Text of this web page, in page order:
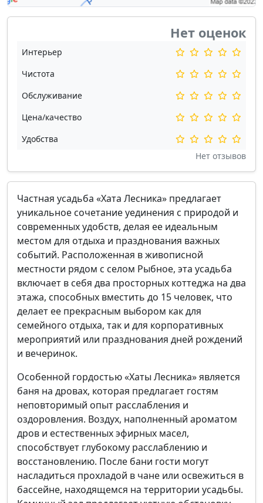
Нет оценок
Интерьер
Чистота
Обслуживание
Цена/качество
Удобства
Нет отзывов
Частная усадьба «Хата Лесника» предлагает
уникальное сочетание уединения с природой и
современных удобств, делая ее идеальным
местом для отдыха и празднования важных
событий. Расположенная в живописной
местности рядом с селом Рыбное, эта усадьба
включает в себя два просторных коттеджа на два
этажа, способных вместить до 15 человек, что
делает ее прекрасным выбором как для
семейного отдыха, так и для корпоративных
мероприятий или празднования дней рождений
и вечеринок.
Особенной гордостью «Хаты Лесника» является
баня на дровах, которая предлагает гостям
неповторимый опыт расслабления и
оздоровления. Воздух, наполненный ароматом
дров и естественных эфирных масел,
способствует глубокому расслаблению и
восстановлению. После бани гости могут
насладиться прохладой в чане или освежиться в
бассейне, находящемся на территории усадьбы.